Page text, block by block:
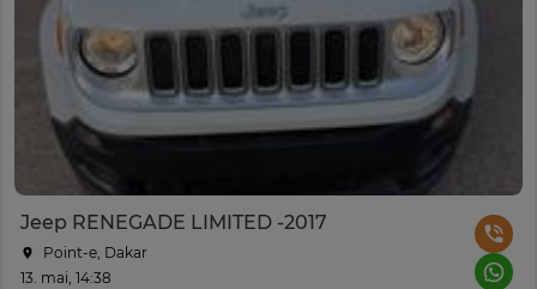
Jeep RENEGADE LIMITED -2017
Point-e, Dakar
13. mai, 14:38